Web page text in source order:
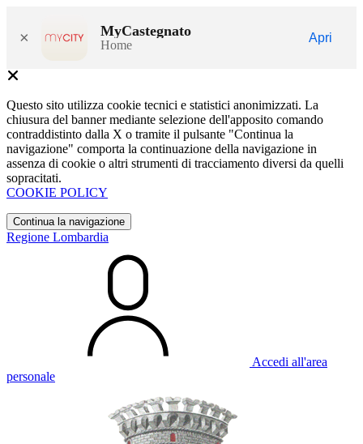
× MyCastegnato
Home
Apri
Questo sito utilizza cookie tecnici e statistici anonimizzati. La
chiusura del banner mediante selezione dell'apposito comando
contraddistinto dalla X o tramite il pulsante "Continua la
navigazione" comporta la continuazione della navigazione in
assenza di cookie o altri strumenti di tracciamento diversi da quelli
sopracitati.
COOKIE POLICY
Continua la navigazione
Regione Lombardia
Accedi all'area
personale